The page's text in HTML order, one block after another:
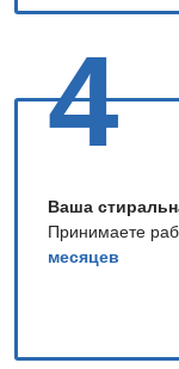
4
Ваша
Принимаете
месяцев